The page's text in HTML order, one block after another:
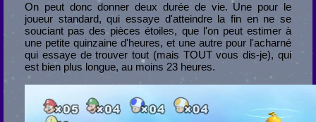
On peut donc donner deux durée de vie. Une pour le
joueur standard, qui essaye d'atteindre la fin en ne se
souciant pas des pièces étoiles, que l'on peut estimer à
une petite quinzaine d'heures, et une autre pour l'acharné
qui essaye de trouver tout (mais TOUT vous dis-je), qui
est bien plus longue, au moins 23 heures.